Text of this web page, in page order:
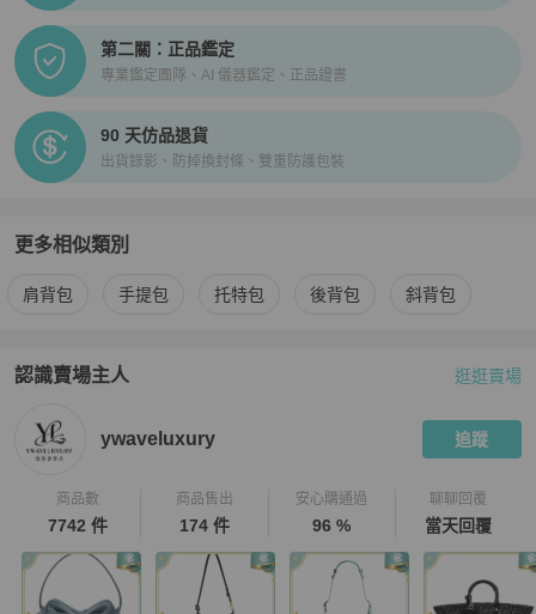
第二關：正品鑑定
專業鑑定團隊、AI 儀器鑑定、正品證書
90 天仿品退貨
出貨錄影、防掉換封條、雙重防護包裝
更多相似類別
更多Versace 女包相似商品推薦
肩背包 手提包 托特包 後背包 斜背包
認識賣場主人
PopChill 拍拍圈嚴選賣家
逛逛賣場
ywaveluxury 追蹤
商品數
7742 件
商品售出
174 件
安心購通過
96 %
聊聊回覆
當天回覆